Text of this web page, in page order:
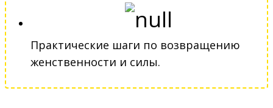
Практические шаги по возвращению
женственности и силы.